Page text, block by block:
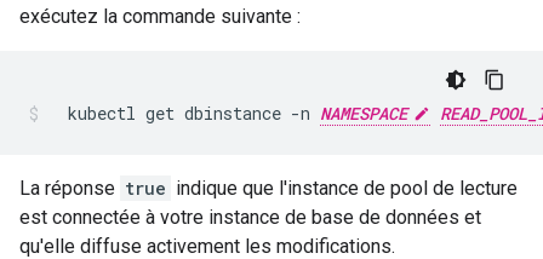
exécutez la commande suivante :
kubectl get dbinstance -n NAMESPACE
La réponse true indique que l'instance de pool de lecture
est connectée à votre instance de base de données et
qu'elle diffuse activement les modifications.